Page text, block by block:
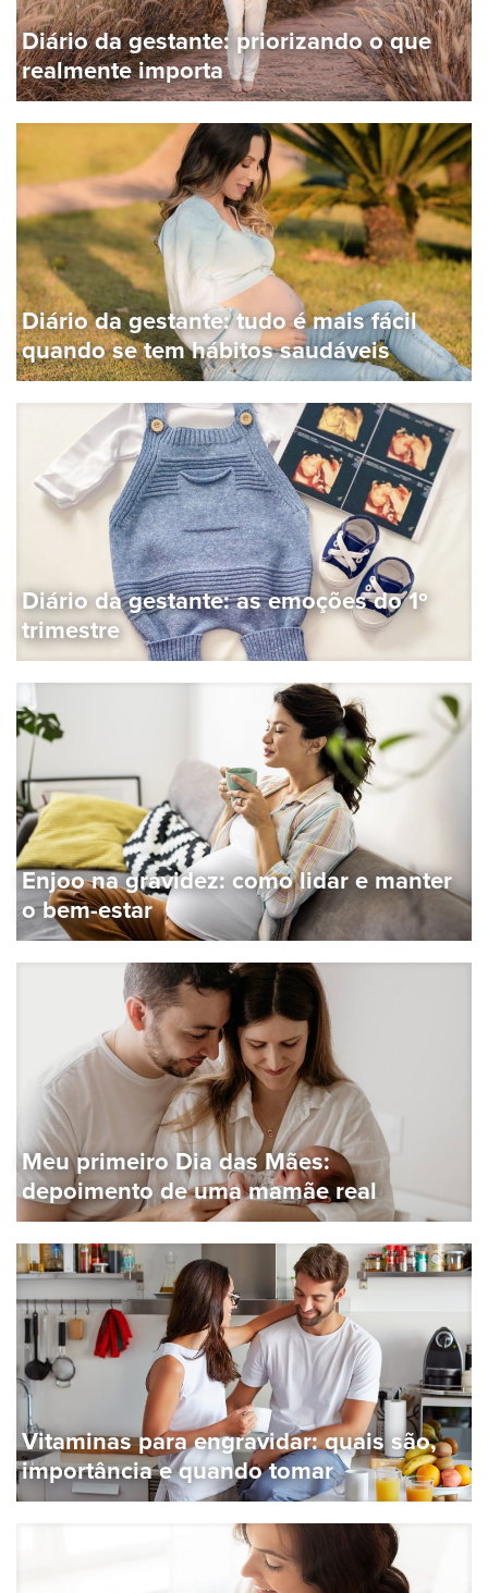
Diário da gestante: priorizando o que
realmente importa
Diário da gestante: tudo é mais fácil
quando se tem hábitos saudáveis
Diário da gestante: as emoções do 1º
trimestre
Enjoo na gravidez: como lidar e manter
o bem-estar
Meu primeiro Dia das Mães:
depoimento de uma mamãe real
Vitaminas para engravidar: quais são,
importância e quando tomar